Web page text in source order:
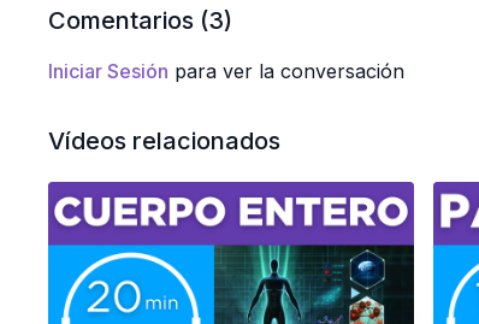
Comentarios (3)
Iniciar Sesión para ver la conversación
Vídeos relacionados